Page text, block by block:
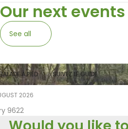
Our next events
See all
2026
9622
À PIED SUIVEZ LE GUIDE